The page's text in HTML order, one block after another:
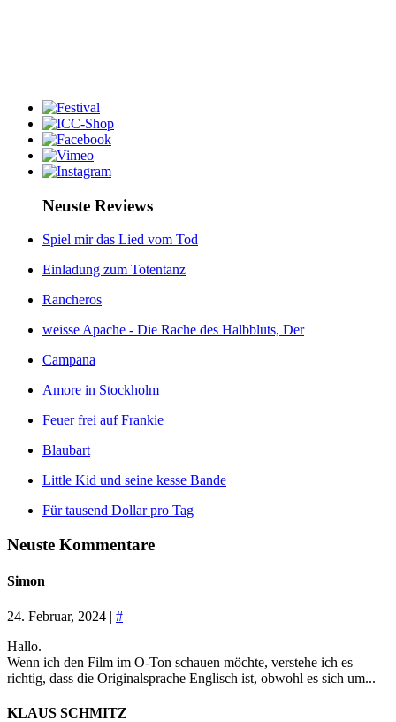
Neuste Reviews
Spiel mir das Lied vom Tod
Einladung zum Totentanz
Rancheros
weisse Apache - Die Rache des Halbbluts, Der
Campana
Amore in Stockholm
Feuer frei auf Frankie
Blaubart
Little Kid und seine kesse Bande
Für tausend Dollar pro Tag
Neuste Kommentare
Simon
24. Februar, 2024 | #
Hallo.
Wenn ich den Film im O-Ton schauen möchte, verstehe ich es
richtig, dass die Originalsprache Englisch ist, obwohl es sich um...
KLAUS SCHMITZ